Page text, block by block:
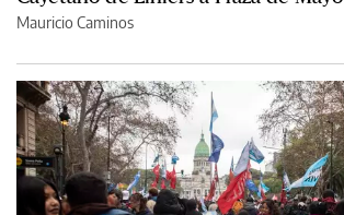
Mauricio Caminos